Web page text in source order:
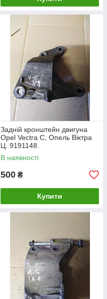
Задній кронштейн двигуна
Opel Vectra C, Опель Віктра
Ц. 9191148.
В наявності
500 ₴
Купити